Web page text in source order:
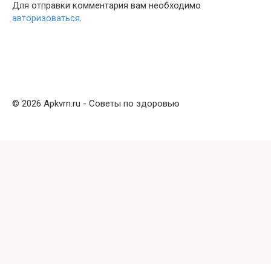
Для отправки комментария вам необходимо
авторизоваться.
© 2026 Apkvrn.ru - Советы по здоровью